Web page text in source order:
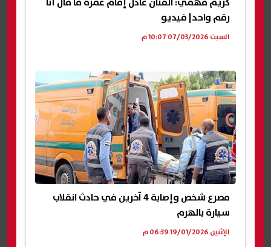
رقم واحد| فيديو
السبت 07/03/2026 10:07 م
مصرع شخص وإصابة 4 آخرين في حادث انقلاب
سيارة بالهرم
الإثنين 19/01/2026 06:39 م